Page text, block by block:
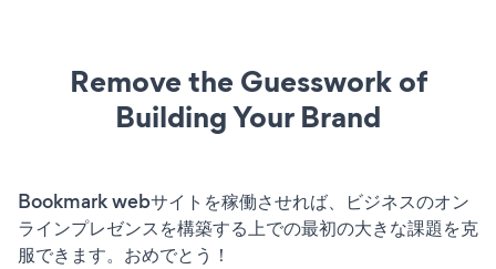
Remove the Guesswork of
Building Your Brand
Bookmark webサイトを稼働させれば、ビジネスのオン
ラインプレゼンスを構築する上での最初の大きな課題を克
服できます。おめでとう！